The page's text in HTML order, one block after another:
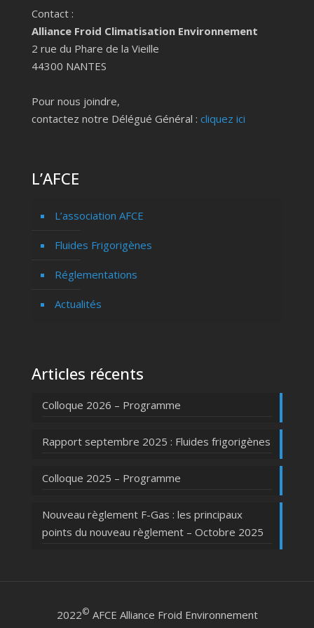
Contact :
Alliance Froid Climatisation Environnement
2 rue du Phare de la Vieille
44300 NANTES
Pour nous joindre,
contactez notre Délégué Général : cliquez ici
L’AFCE
L’association AFCE
Fluides Frigorigènes
Réglementations
Actualités
Articles récents
Colloque 2026 – Programme
Rapport septembre 2025 : Fluides frigorigènes
Colloque 2025 – Programme
Nouveau règlement F-Gas : les principaux
points du nouveau règlement – Octobre 2025
2022© AFCE Alliance Froid Environnement